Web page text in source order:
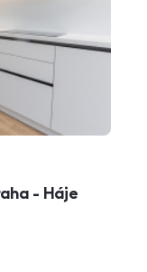
- Háje